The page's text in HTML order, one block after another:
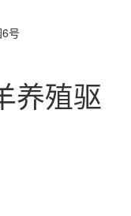
号
养殖驱